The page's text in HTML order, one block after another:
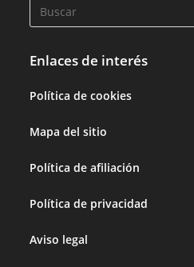
Enlaces de interés
Política de cookies
Mapa del sitio
Política de afiliación
Política de privacidad
Aviso legal